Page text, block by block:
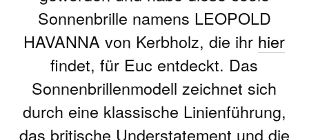
Sonnenbrille namens LEOPOLD
HAVANNA von Kerbholz, die ihr hier
findet, für Euc entdeckt. Das
Sonnenbrillenmodell zeichnet sich
durch eine klassische Linienführung,
das britische Understatement und die